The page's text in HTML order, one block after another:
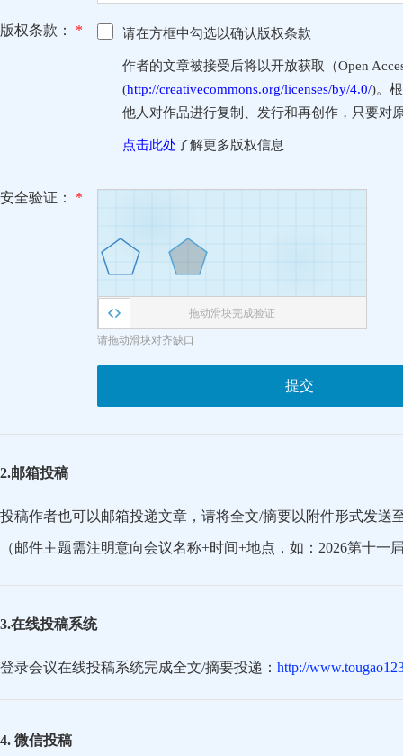
版权条款： * 请在方框中勾选以确认版权条款
作者的文章被接受后将以开放获取（Open
(http://creativecommons.org/licenses/by/4.0/)。
他人对作品进行复制、发行和再创作，只要对
点击此处了解更多版权信息
安全验证： *
拖动滑块完成验证
请拖动滑块对齐缺口
提交
2.邮箱投稿
投稿作者也可以邮箱投递文章，请将全文/摘要以附件形式发送
（邮件主题需注明意向会议名称+时间+地点，如：2026第十
3.在线投稿系统
登录会议在线投稿系统完成全文/摘要投递： http://
4. 微信投稿